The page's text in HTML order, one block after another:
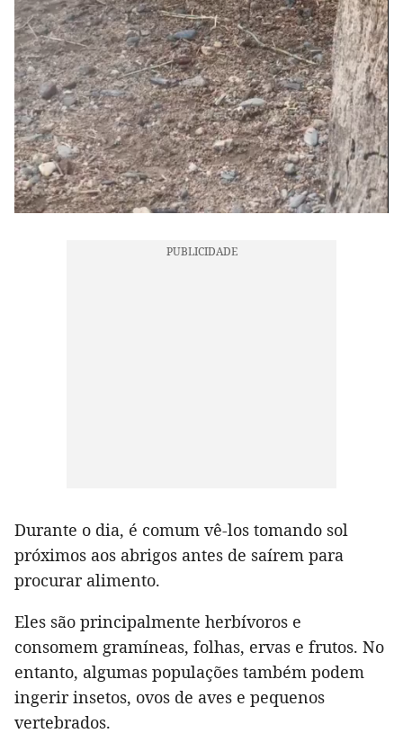
Durante o dia, é comum vê-los tomando sol
próximos aos abrigos antes de saírem para
procurar alimento.
Eles são principalmente herbívoros e
consomem gramíneas, folhas, ervas e frutos. No
entanto, algumas populações também podem
ingerir insetos, ovos de aves e pequenos
vertebrados.